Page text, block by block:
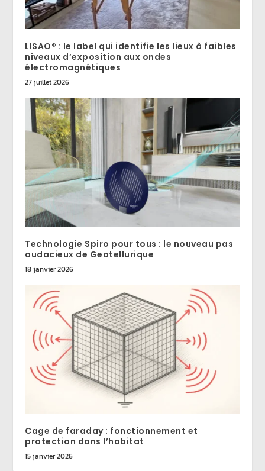
LISAO® : le label qui identifie les lieux à faibles
niveaux d’exposition aux ondes
électromagnétiques
27 juillet 2026
Technologie Spiro pour tous : le nouveau pas
audacieux de Geotellurique
18 janvier 2026
Cage de faraday : fonctionnement et
protection dans l’habitat
15 janvier 2026